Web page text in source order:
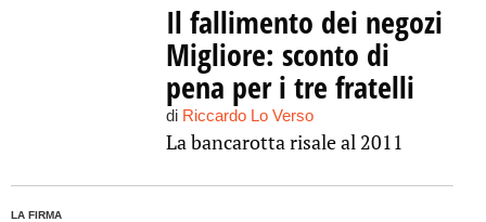
Il fallimento dei negozi
Migliore: sconto di
pena per i tre fratelli
di Riccardo Lo Verso
La bancarotta risale al 2011
LA FIRMA